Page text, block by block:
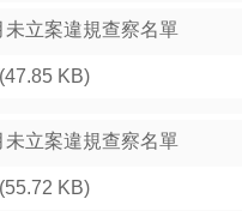
未立案違規查察名單
KB)
未立案違規查察名單
KB)